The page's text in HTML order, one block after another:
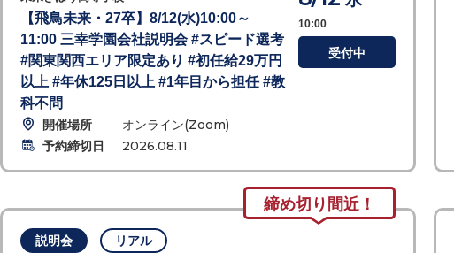
【飛鳥未来・27卒】8/12(水)10:00～
11:00 三幸学園会社説明会 #スピード選考
#関東関西エリア限定あり #初任給29万円
以上 #年休125日以上 #1年目から担任 #教
科不問
開催場所
オンライン(Zoom)
予約締切日
2026.08.11
10:00
受付中
締め切り間近！
説明会 リアル